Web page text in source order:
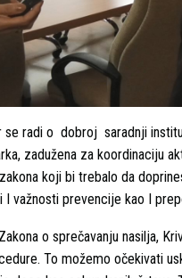
se radi o dobroj saradnji
zadužena za koordinaciju
koji bi trebalo da
I važnosti prevencije kao I
o sprečavanju nasilja,
To možemo očekivati